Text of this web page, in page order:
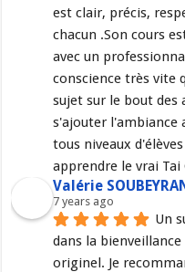
est clair, précis,
chacun .Son cours
avec un
conscience très vite
sujet sur le bout
s'ajouter l'ambiance
tous niveaux
apprendre le vrai Tai
Valérie
7 years ago
Un
dans la
originel. Je